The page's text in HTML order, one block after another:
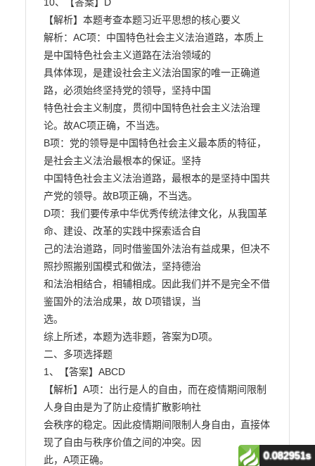
0.082951s